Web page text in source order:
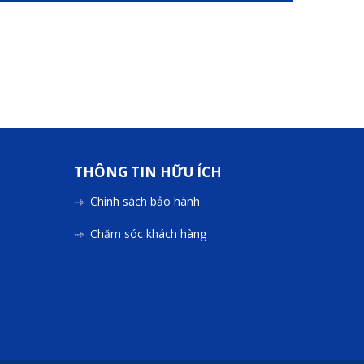
THÔNG TIN HỮU ÍCH
Chính sách bảo hành
Chăm sóc khách hàng